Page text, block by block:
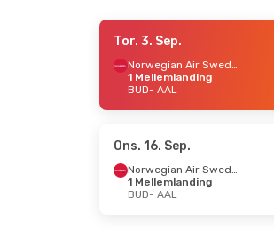
- Man. 14. Sep.
Norwegian Air Sweden
Tor. 3. Sep.
Norwegian Air Sweden
1 Mellemlanding
BUD- AAL
Ons. 16. Sep.
Norwegian Air Sweden
1 Mellemlanding
BUD- AAL